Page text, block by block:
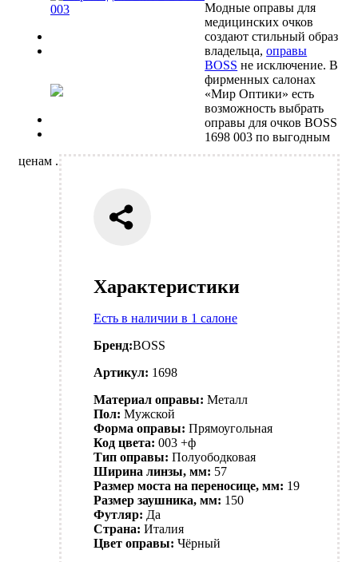
Характеристики
Есть в наличии в 1 салоне
Бренд:BOSS
Артикул: 1698
Материал оправы: Металл
Пол: Мужской
Форма оправы: Прямоугольная
Код цвета: 003 +ф
Тип оправы: Полуободковая
Ширина линзы, мм: 57
Размер моста на переносице, мм: 19
Размер заушника, мм: 150
Футляр: Да
Страна: Италия
Цвет оправы: Чёрный
Модные оправы для
медицинских очков
создают стильный образ
владельца,оправы
BOSS не исключение. В
фирменных салонах
«Мир Оптики» есть
возможность выбрать
оправы для очков BOSS
1698 003 по выгодным
ценам .